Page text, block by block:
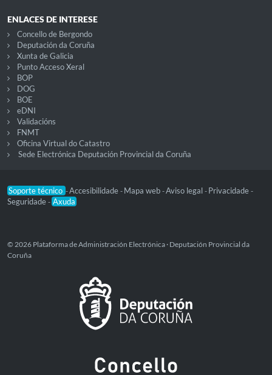
ENLACES DE INTERESE
Concello de Bergondo
Deputación da Coruña
Xunta de Galicia
Punto Acceso Xeral
BOP
DOG
BOE
eDNI
Validacións
FNMT
Oficina Virtual do Catastro
Sede Electrónica Deputación Provincial da Coruña
Soporte técnico -Accesibilidade - Mapa web -Aviso legal - Privacidade -
Seguridade - Axuda
© 2026 Plataforma de Administración Electrónica · Deputación Provincial da
Coruña